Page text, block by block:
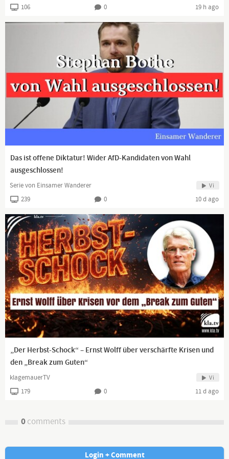
Horst Hallmackenreuter
Hintergrund: Eigenproduktion
Es handelt sich hierbei um Polit-Satire.
Falls sich irgendjemand beleidigt fühlt, bitte ich um
Entschuldigung! Art. 5 III Satz 1 GG, Kunst- und
Wissenschaftsfreiheit
106 0 19 h ago
Das ist offene Diktatur! Wider AfD-Kandidaten von Wahl
ausgeschlossen!
Serie von Einsamer Wanderer Vi
239 0 10 d ago
„Der Herbst-Schock“ – Ernst Wolff über verschärfte Krisen und
den „Break zum Guten“
klagemauerTV Vi
179 0 11 d ago
0comments
Login + Comment